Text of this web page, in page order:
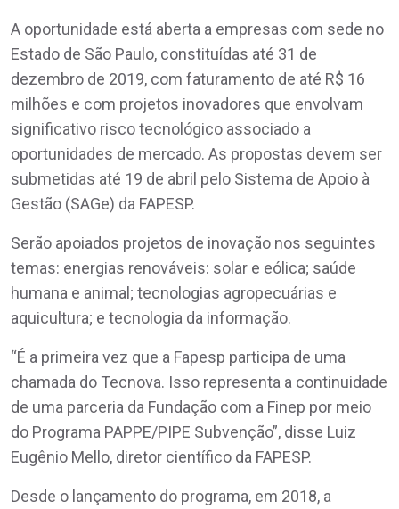
A oportunidade está aberta a empresas com sede no
Estado de São Paulo, constituídas até 31 de
dezembro de 2019, com faturamento de até R$ 16
milhões e com projetos inovadores que envolvam
significativo risco tecnológico associado a
oportunidades de mercado. As propostas devem ser
submetidas até 19 de abril pelo Sistema de Apoio à
Gestão (SAGe) da FAPESP.
Serão apoiados projetos de inovação nos seguintes
temas: energias renováveis: solar e eólica; saúde
humana e animal; tecnologias agropecuárias e
aquicultura; e tecnologia da informação.
“É a primeira vez que a Fapesp participa de uma
chamada do Tecnova. Isso representa a continuidade
de uma parceria da Fundação com a Finep por meio
do Programa PAPPE/PIPE Subvenção”, disse Luiz
Eugênio Mello, diretor científico da FAPESP.
Desde o lançamento do programa, em 2018, a